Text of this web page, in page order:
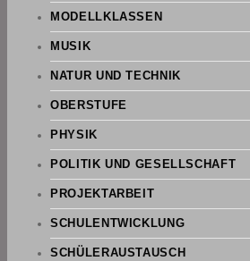
MODELLKLASSEN
MUSIK
NATUR UND TECHNIK
OBERSTUFE
PHYSIK
POLITIK UND GESELLSCHAFT
PROJEKTARBEIT
SCHULENTWICKLUNG
SCHÜLERAUSTAUSCH